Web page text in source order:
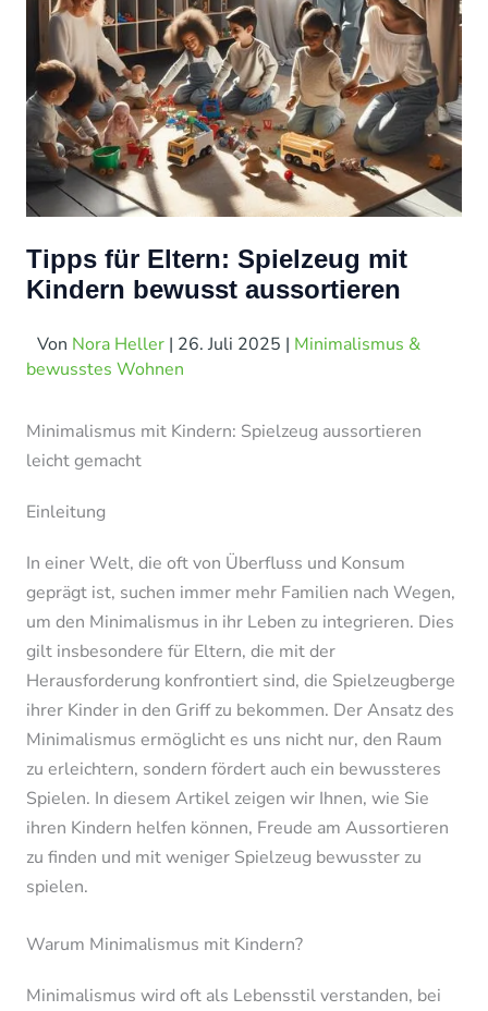
Tipps für Eltern: Spielzeug mit
Kindern bewusst aussortieren
Von Nora Heller | 26. Juli 2025 | Minimalismus &
bewusstes Wohnen
Minimalismus mit Kindern: Spielzeug aussortieren
leicht gemacht
Einleitung
In einer Welt, die oft von Überfluss und Konsum
geprägt ist, suchen immer mehr Familien nach Wegen,
um den Minimalismus in ihr Leben zu integrieren. Dies
gilt insbesondere für Eltern, die mit der
Herausforderung konfrontiert sind, die Spielzeugberge
ihrer Kinder in den Griff zu bekommen. Der Ansatz des
Minimalismus ermöglicht es uns nicht nur, den Raum
zu erleichtern, sondern fördert auch ein bewussteres
Spielen. In diesem Artikel zeigen wir Ihnen, wie Sie
ihren Kindern helfen können, Freude am Aussortieren
zu finden und mit weniger Spielzeug bewusster zu
spielen.
Warum Minimalismus mit Kindern?
Minimalismus wird oft als Lebensstil verstanden, bei